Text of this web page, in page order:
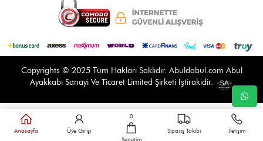
Copyrights © 2025 Tüm Hakları Saklıdır. Abuldabul.com Abul
Ayakkabı Sanayi Ve Ticaret Limited Şirketi İştirakidir.
Anasayfa Üye Girişi
0
Sipariş Takibi İletişim